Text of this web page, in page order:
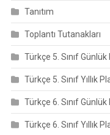
Tanıtım
Toplantı Tutanakları
Türkçe 5. Sınıf
Türkçe 5. Sınıf Yıllık
Türkçe 6. Sınıf
Türkçe 6. Sınıf Yıllık